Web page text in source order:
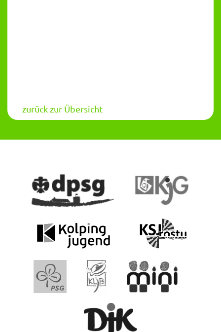
zurück zur Übersicht